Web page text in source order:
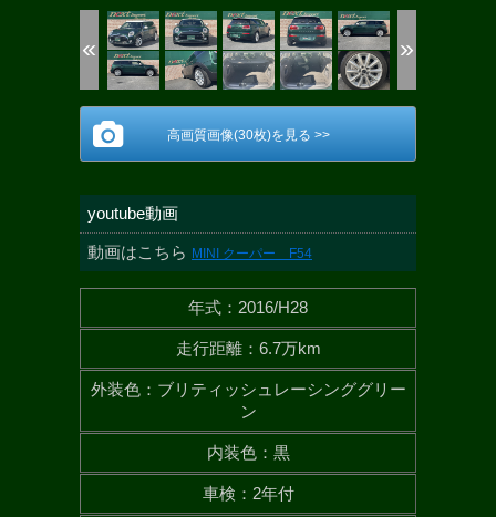
(1/30)
高画質画像(30枚)を見る >>
youtube動画
動画はこちら MINI クーパー F54
年式 ： 2016/H28
走行距離： 6.7万km
外装色： ブリティッシュレーシンググリー
ン
内装色： 黒
車検 ： 2年付